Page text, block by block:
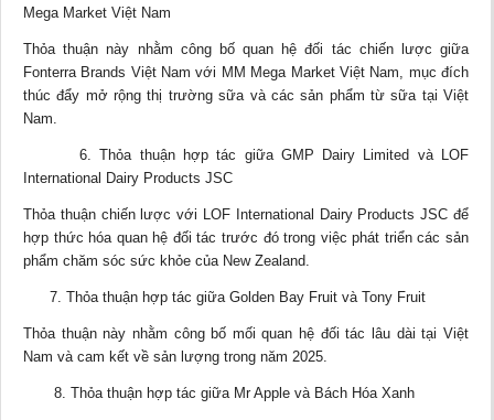
Mega Market Việt Nam
Thỏa thuận này nhằm công bố quan hệ đối tác chiến lược giữa
Fonterra Brands Việt Nam với MM Mega Market Việt Nam, mục đích
thúc đẩy mở rộng thị trường sữa và các sản phẩm từ sữa tại Việt
Nam.
6. Thỏa thuận hợp tác giữa GMP Dairy Limited và LOF
International Dairy Products JSC
Thỏa thuận chiến lược với LOF International Dairy Products JSC để
hợp thức hóa quan hệ đối tác trước đó trong việc phát triển các sản
phẩm chăm sóc sức khỏe của New Zealand.
7. Thỏa thuận hợp tác giữa Golden Bay Fruit và Tony Fruit
Thỏa thuận này nhằm công bố mối quan hệ đối tác lâu dài tại Việt
Nam và cam kết về sản lượng trong năm 2025.
8. Thỏa thuận hợp tác giữa Mr Apple và Bách Hóa Xanh